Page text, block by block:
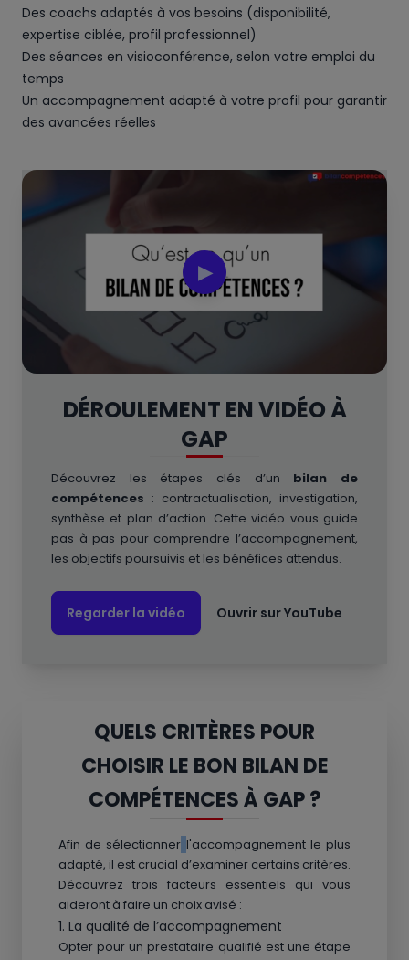
Des coachs adaptés à vos besoins (disponibilité,
expertise ciblée, profil professionnel)
Des séances en visioconférence, selon votre emploi du
temps
Un accompagnement adapté à votre profil pour garantir
des avancées réelles
▶
DÉROULEMENT EN VIDÉO À
GAP
Découvrez les étapes clés d’un bilan de
compétences : contractualisation, investigation,
synthèse et plan d’action. Cette vidéo vous guide
pas à pas pour comprendre l’accompagnement,
les objectifs poursuivis et les bénéfices attendus.
Regarder la vidéo Ouvrir sur YouTube
QUELS CRITÈRES POUR
CHOISIR LE BON BILAN DE
COMPÉTENCES À GAP ?
Afin de sélectionner l'accompagnement le plus
adapté, il est crucial d’examiner certains critères.
Découvrez trois facteurs essentiels qui vous
aideront à faire un choix avisé :
1. La qualité de l’accompagnement
Opter pour un prestataire qualifié est une étape